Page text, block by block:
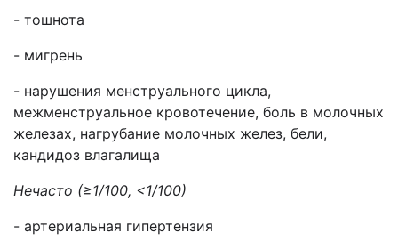
- тошнота
- мигрень
- нарушения менструального цикла,
межменструальное кровотечение, боль в молочных
железах, нагрубание молочных желез, бели,
кандидоз влагалища
Нечасто (≥1/100, <1/100)
- артериальная гипертензия